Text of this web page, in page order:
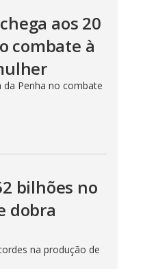
aos 20
combate à
Penha no combate
bilhões no
dobra
na produção de